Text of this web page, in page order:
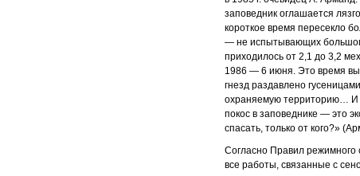
заповедник оглашается
короткое время пе­ресекло
— не ис­пытывающих
приходилось от 2,1 до 3,2
1986 — 6 июня. Это время
гнезд раздавлено
охраняемую территорию… И
покос в заповеднике — это
спасать, только от кого?»
Согласно Правил
все работы, связанные с